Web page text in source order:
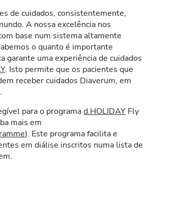
de cuidados, consistentemente,
A nossa excelência nos
base num sistema altamente
o quanto é importante
garante uma experiência de cuidados
. Isto permite que os pacientes que
receber cuidados Diaverum, em
para o programad.HOLIDAY Fly
mais em
). Este programa facilita e
em diálise inscritos numa lista de